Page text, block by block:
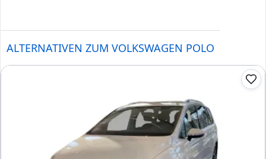
ALTERNATIVEN ZUM VOLKSWAGEN POLO